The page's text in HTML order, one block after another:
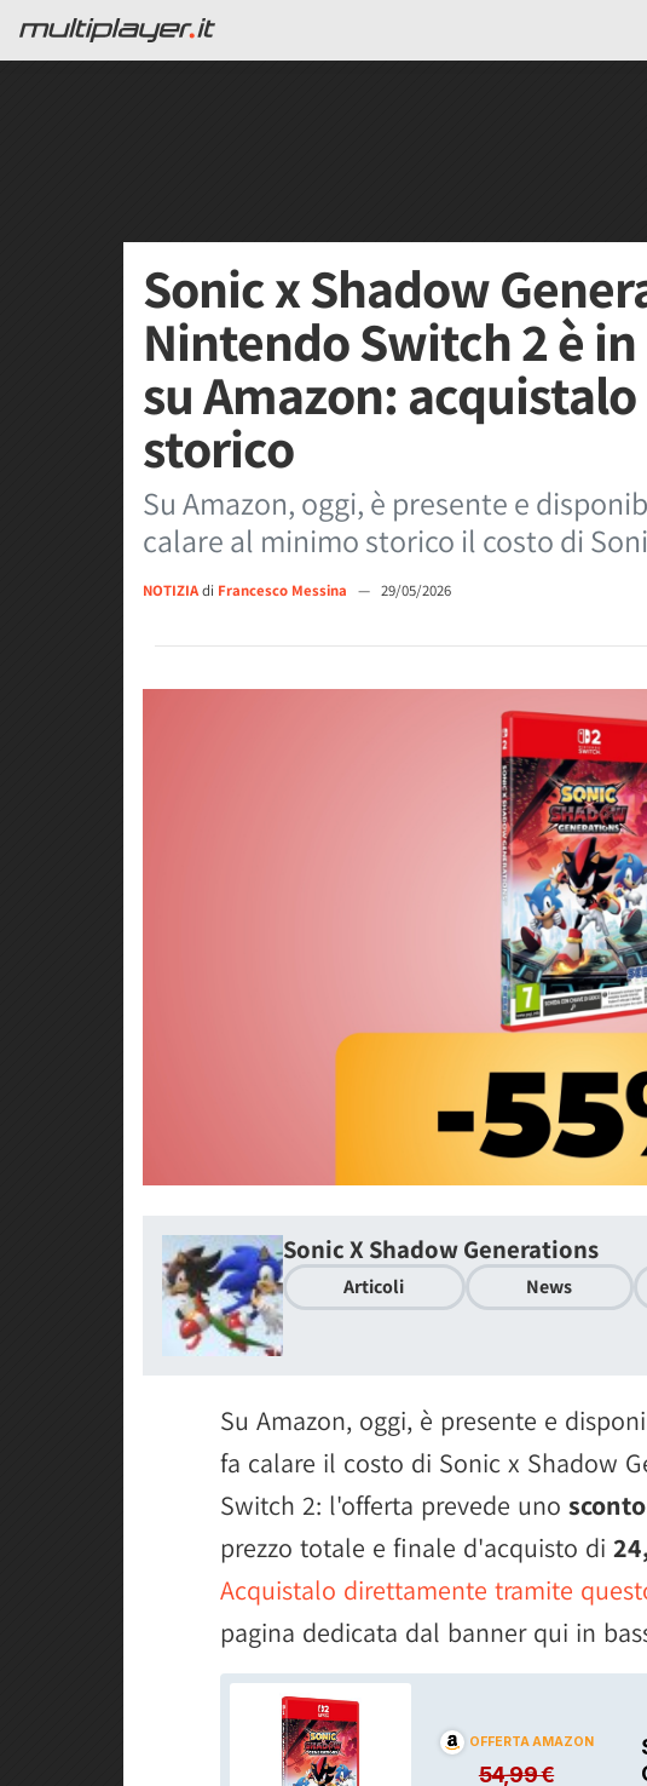
Sonic x Shadow
Nintendo Switch 2 è
su Amazon:
storico
Su Amazon, oggi, è presente e
calare al minimo storico il costo di
NOTIZIAdi Francesco Messina — 29/05/2026
Sonic X Shadow Generations
Articoli News
Su Amazon, oggi, è presente e
fa calare il costo di Sonic x Shadow
Switch 2: l'offerta prevede uno
prezzo totale e finale d'acquisto di
Acquistalo direttamente tramite
pagina dedicata dal banner qui in